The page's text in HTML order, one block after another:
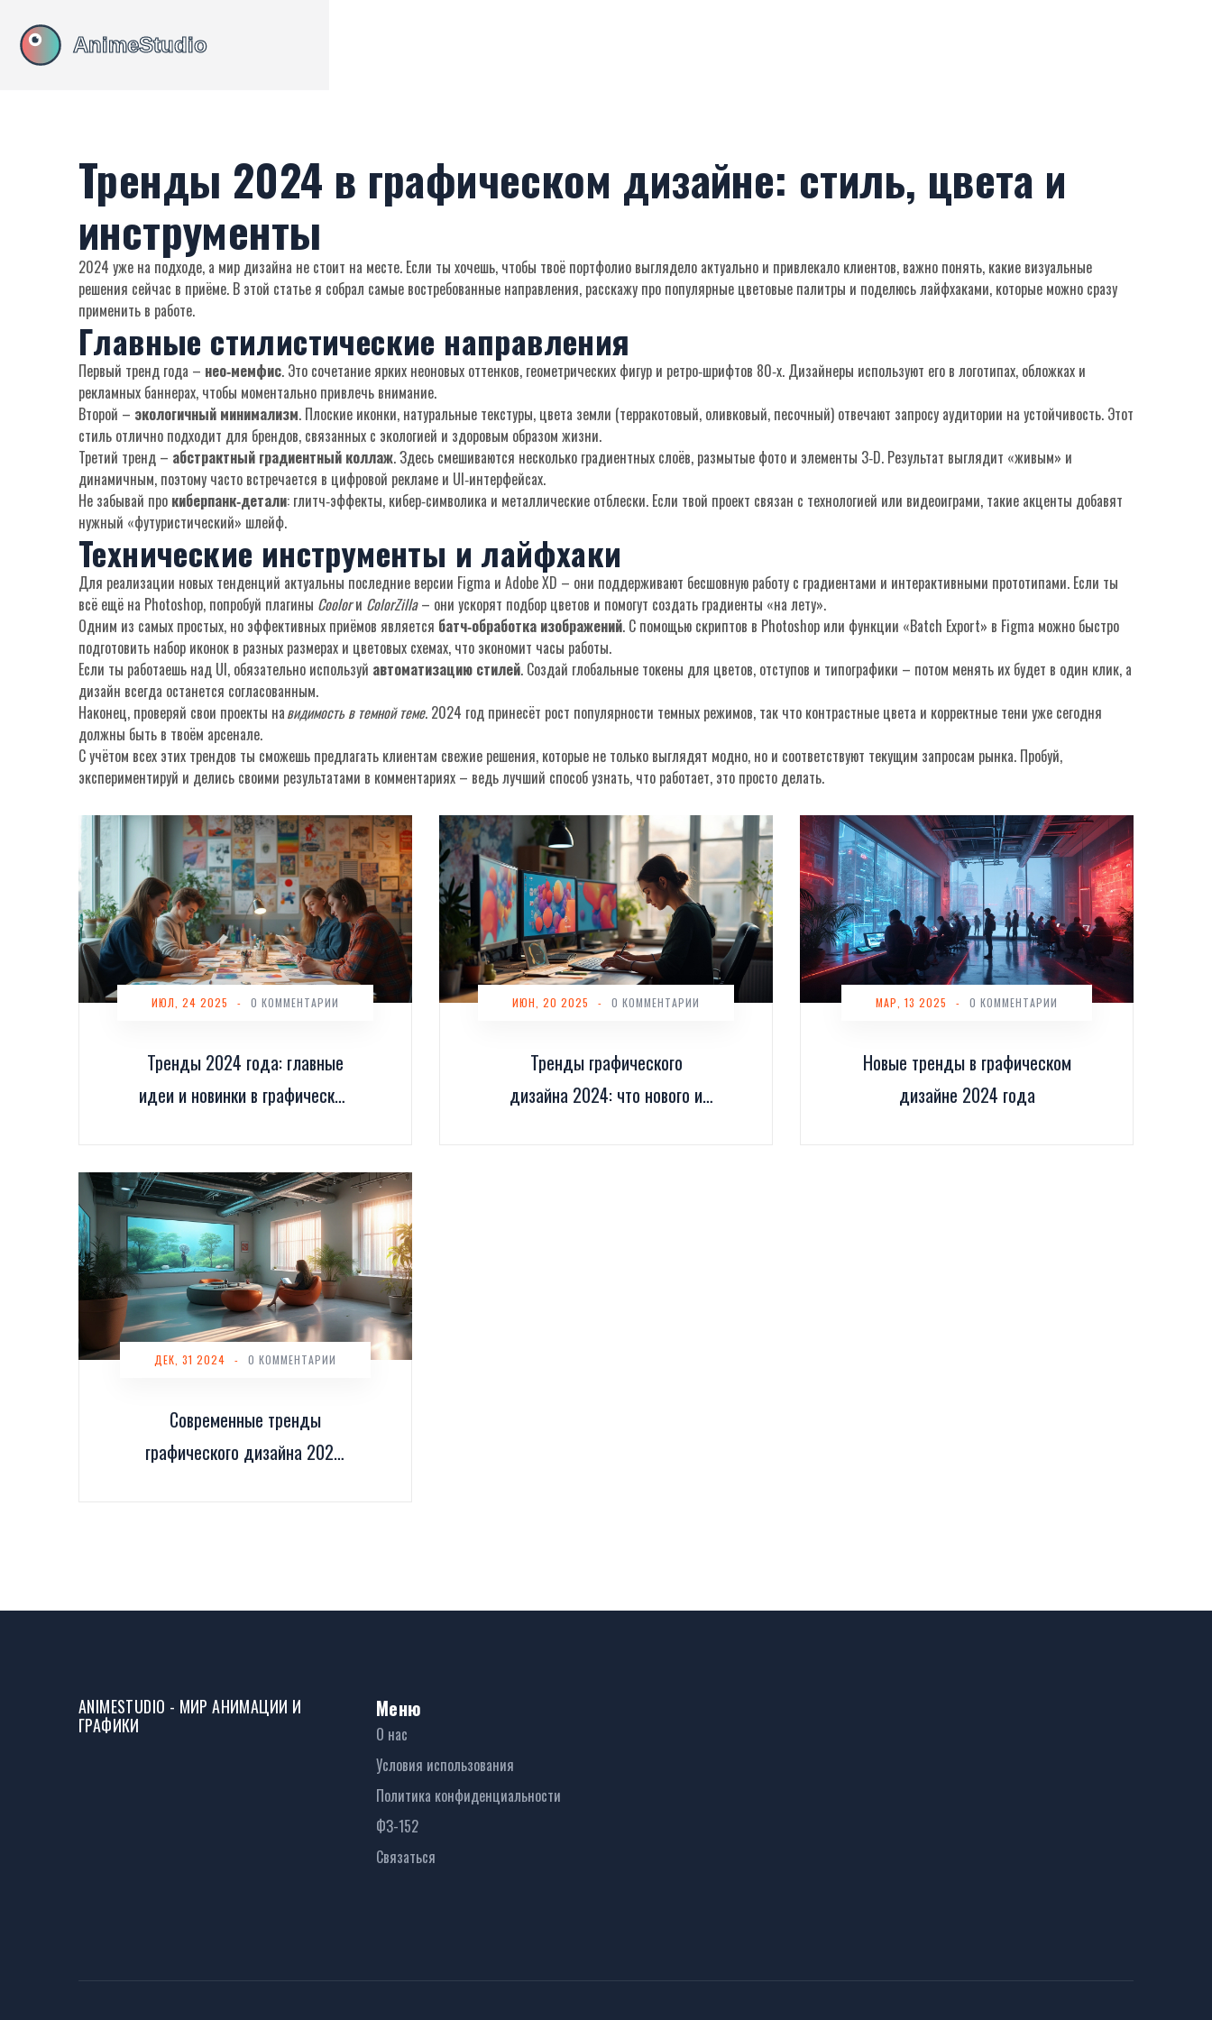
Тренды 2024 в графическом дизайне: стиль, цвета и
инструменты
2024 уже на подходе, а мир дизайна не стоит на месте. Если ты хочешь, чтобы твоё портфолио выглядело актуально и привлекало клиентов, важно понять, какие визуальные
решения сейчас в приёме. В этой статье я собрал самые востребованные направления, расскажу про популярные цветовые палитры и поделюсь лайфхаками, которые можно сразу
применить в работе.
Главные стилистические направления
Первый тренд года – нео‑мемфис. Это сочетание ярких неоновых оттенков, геометрических фигур и ретро‑шрифтов 80‑х. Дизайнеры используют его в логотипах, обложках и
рекламных баннерах, чтобы моментально привлечь внимание.
Второй – экологичный минимализм. Плоские иконки, натуральные текстуры, цвета земли (терракотовый, оливковый, песочный) отвечают запросу аудитории на устойчивость. Этот
стиль отлично подходит для брендов, связанных с экологией и здоровым образом жизни.
Третий тренд – абстрактный градиентный коллаж. Здесь смешиваются несколько градиентных слоёв, размытые фото и элементы 3‑D. Результат выглядит «живым» и
динамичным, поэтому часто встречается в цифровой рекламе и UI‑интерфейсах.
Не забывай про киберпанк‑детали: глитч‑эффекты, кибер‑символика и металлические отблески. Если твой проект связан с технологией или видеоиграми, такие акценты добавят
нужный «футуристический» шлейф.
Технические инструменты и лайфхаки
Для реализации новых тенденций актуальны последние версии Figma и Adobe XD – они поддерживают бесшовную работу с градиентами и интерактивными прототипами. Если ты
всё ещё на Photoshop, попробуй плагины Coolorи ColorZilla– они ускорят подбор цветов и помогут создать градиенты «на лету».
Одним из самых простых, но эффективных приёмов является батч‑обработка изображений. С помощью скриптов в Photoshop или функции «Batch Export» в Figma можно быстро
подготовить набор иконок в разных размерах и цветовых схемах, что экономит часы работы.
Если ты работаешь над UI, обязательно используй автоматизацию стилей. Создай глобальные токены для цветов, отступов и типографики – потом менять их будет в один клик, а
дизайн всегда останется согласованным.
Наконец, проверяй свои проекты навидимость в темной теме. 2024 год принесёт рост популярности темных режимов, так что контрастные цвета и корректные тени уже сегодня
должны быть в твоём арсенале.
С учётом всех этих трендов ты сможешь предлагать клиентам свежие решения, которые не только выглядят модно, но и соответствуют текущим запросам рынка. Пробуй,
экспериментируй и делись своими результатами в комментариях – ведь лучший способ узнать, что работает, это просто делать.
Тренды 2024 года: главные
идеи и новинки в графическом
ИЮЛ, 24 2025 - 0 КОММЕНТАРИИ
Тренды графического
дизайна 2024: что нового и
ИЮН, 20 2025 - 0 КОММЕНТАРИИ
Новые тренды в графическом
дизайне 2024 года
МАР, 13 2025 - 0 КОММЕНТАРИИ
Современные тренды
графического дизайна 2024:
ДЕК, 31 2024 - 0 КОММЕНТАРИИ
ANIMESTUDIO - МИР АНИМАЦИИ И
ГРАФИКИ
Меню
О нас
Условия использования
Политика конфиденциальности
ФЗ-152
Связаться